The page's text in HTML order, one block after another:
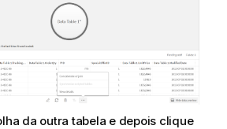
da outra tabela e depois clique